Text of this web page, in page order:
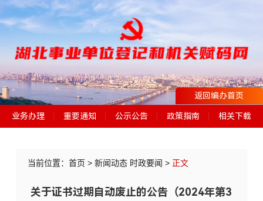
业务办理 重要通知 公示公告 政策指南 相关下载
返回编办首页
当前位置： 首页 > 新闻动态 时政要闻 > 正文
关于证书过期自动废止的公告（2024年第3